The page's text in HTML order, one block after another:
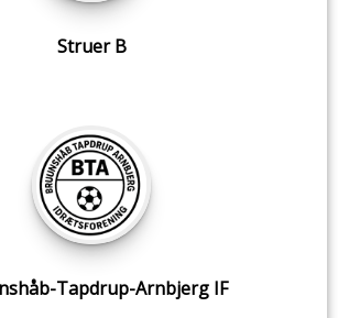
Struer B
Tapdrup-Arnbjerg IF